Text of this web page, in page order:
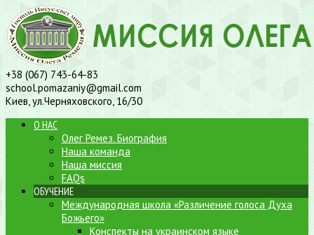
+38 (067) 743-64-83
school.pomazaniy@gmail.com
Киев, ул.Черняховского, 16/30
О НАС
Олег Ремез. Биография
Наша команда
Наша миссия
FAQs
ОБУЧЕНИЕ
Международная школа «Различение голоса Духа
Божьего»
Конспекты на украинском языке